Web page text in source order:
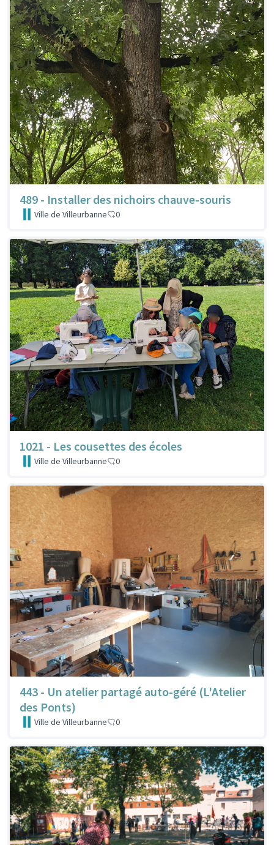
489 - Installer des nichoirs chauve-souris
Ville de Villeurbanne 0
1021 - Les cousettes des écoles
Ville de Villeurbanne 0
443 - Un atelier partagé auto-géré (L'Atelier
des Ponts)
Ville de Villeurbanne 0